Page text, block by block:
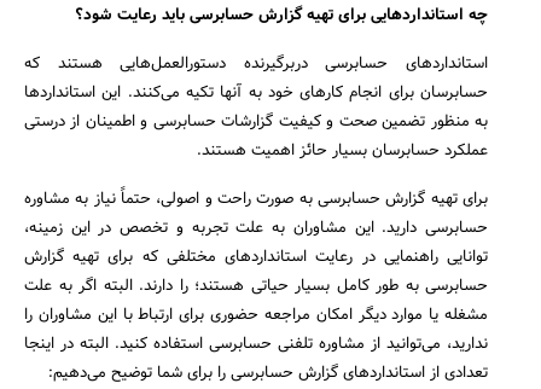
چه استانداردهایی برای تهیه گزارش حسابرسی باید رعایت شود؟
استانداردهای حسابرسی دربرگیرنده دستورالعمل‌هایی هستند که
حسابرسان برای انجام کارهای خود به آنها تکیه می‌کنند. این استانداردها
به منظور تضمین صحت و کیفیت گزارشات حسابرسی و اطمینان از درستی
عملکرد حسابرسان بسیار حائز اهمیت هستند.
برای تهیه گزارش حسابرسی به صورت راحت و اصولی، حتماً نیاز به مشاوره
حسابرسی دارید. این مشاوران به علت تجربه و تخصص در این زمینه،
توانایی راهنمایی در رعایت استانداردهای مختلفی که برای تهیه گزارش
حسابرسی به طور کامل بسیار حیاتی هستند؛ را دارند. البته اگر به علت
مشغله یا موارد دیگر امکان مراجعه حضوری برای ارتباط با این مشاوران را
ندارید، می‌توانید از مشاوره تلفنی حسابرسی استفاده کنید. البته در اینجا
تعدادی از استانداردهای گزارش حسابرسی را برای شما توضیح می‌دهیم: